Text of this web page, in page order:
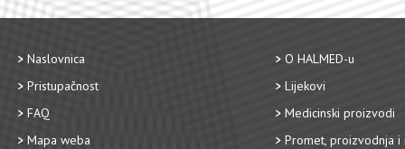
Naslovnica
Pristupačnost
FAQ
Mapa weba
O HALMED-u
Lijekovi
Medicinski proizvodi
Promet, proizvodnja i